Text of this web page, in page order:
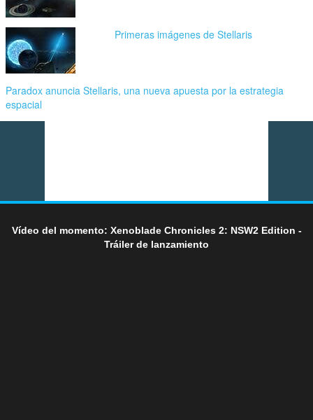
Primeras imágenes de Stellaris
Paradox anuncia Stellaris, una nueva apuesta por la estrategia
espacial
Vídeo del momento: Xenoblade Chronicles 2: NSW2 Edition -
Tráiler de lanzamiento